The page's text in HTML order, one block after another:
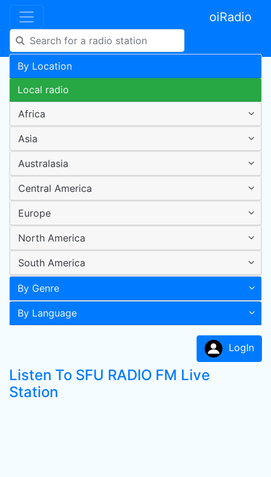
oiRadio
By Location
Local radio
Africa
Asia
Australasia
Central America
Europe
North America
South America
By Genre
By Language
LogIn
Listen To SFU RADIO FM Live
Station